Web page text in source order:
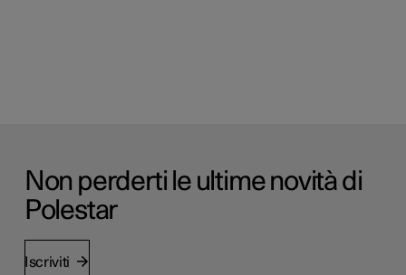
Non perderti le ultime novità di
Polestar
Iscriviti